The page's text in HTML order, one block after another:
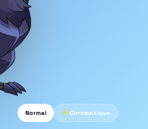
Normal
★ Chromatique